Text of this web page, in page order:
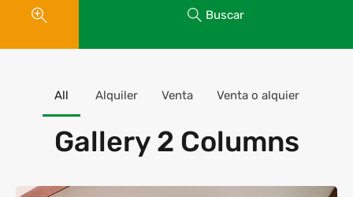
Buscar
Gallery 2 Columns
All Alquiler Venta Venta o alquier